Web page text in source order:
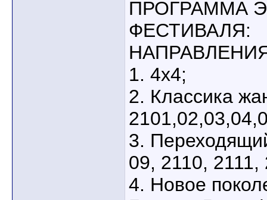
ПРОГРАММА
ФЕСТИВАЛЯ:
1. 4х4;
2. Классика
3.
09, 2110, 2111,
4. Новое